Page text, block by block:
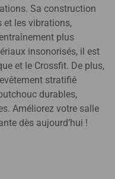
Sa construction
et les vibrations,
plus
insonorisés, il est
et le Crossfit. De plus,
stratifié
durables,
Améliorez votre salle
dès aujourd’hui !